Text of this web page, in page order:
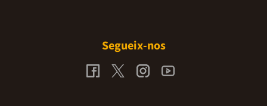
Segueix-nos